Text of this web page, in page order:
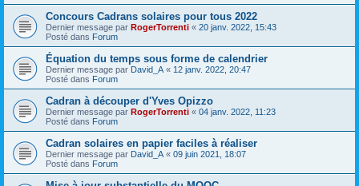
Concours Cadrans solaires pour tous 2022
Dernier message par RogerTorrenti « 20 janv. 2022, 15:43
Posté dans Forum
Équation du temps sous forme de calendrier
Dernier message par David_A « 12 janv. 2022, 20:47
Posté dans Forum
Cadran à découper d'Yves Opizzo
Dernier message par RogerTorrenti « 04 janv. 2022, 11:23
Posté dans Forum
Cadran solaires en papier faciles à réaliser
Dernier message par David_A « 09 juin 2021, 18:07
Posté dans Forum